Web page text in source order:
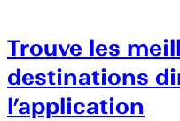
Trouve les
destinations
l’application